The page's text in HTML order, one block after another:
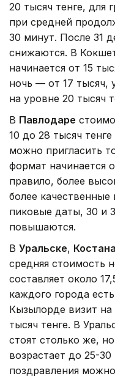
20 тысяч тенге, для
при средней
30 минут. После 31
снижаются. В
начинается от 15
ночь — от 17 тысяч,
на уровне 20 тысяч
В Павлодаре
10 до 28 тысяч
можно пригласить
формат начинается
правило, более
более
пиковые даты, 30 и
повышаются.
В Уральске,
средняя стоимость
составляет около
каждого города
Кызылорде визит на
тысяч тенге. В
стоят столько же,
возрастает до 25-
поздравления